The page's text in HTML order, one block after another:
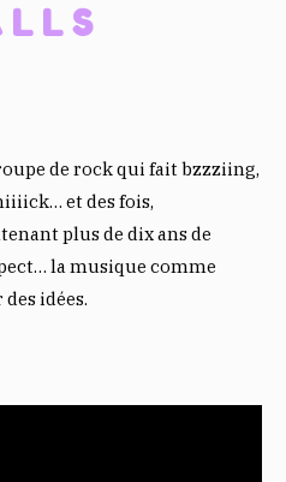
de rock qui fait bzzziing,
et des fois,
plus de dix ans de
la musique comme
idées.